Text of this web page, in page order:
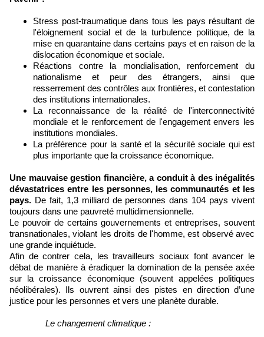
Stress post-traumatique dans tous les pays résultant de
l'éloignement social et de la turbulence politique, de la
mise en quarantaine dans certains pays et en raison de la
dislocation économique et sociale.
Réactions contre la mondialisation, renforcement du
nationalisme et peur des étrangers, ainsi que
resserrement des contrôles aux frontières, et contestation
des institutions internationales.
La reconnaissance de la réalité de l'interconnectivité
mondiale et le renforcement de l'engagement envers les
institutions mondiales.
La préférence pour la santé et la sécurité sociale qui est
plus importante que la croissance économique.
Une mauvaise gestion financière, a conduit à des inégalités
dévastatrices entre les personnes, les communautés et les
pays. De fait, 1,3 milliard de personnes dans 104 pays vivent
toujours dans une pauvreté multidimensionnelle.
Le pouvoir de certains gouvernements et entreprises, souvent
transnationales, violant les droits de l'homme, est observé avec
une grande inquiétude.
Afin de contrer cela, les travailleurs sociaux font avancer le
débat de manière à éradiquer la domination de la pensée axée
sur la croissance économique (souvent appelées politiques
néolibérales). Ils ouvrent ainsi des pistes en direction d’une
justice pour les personnes et vers une planète durable.
Le changement climatique :